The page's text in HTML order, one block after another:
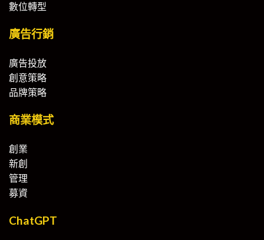
數位轉型
廣告行銷
廣告投放
創意策略
品牌策略
商業模式
創業
新創
管理
募資
ChatGPT